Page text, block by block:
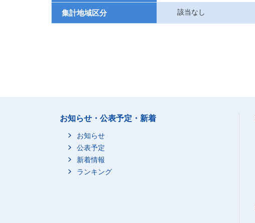
集計地域区分 該当なし
お知らせ・公表予定・新着
お知らせ
公表予定
新着情報
ランキング